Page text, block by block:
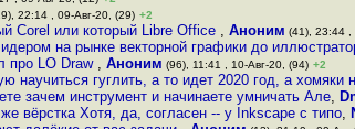
22:14 , 09-Авг-20, (29) +2
Corel или который Libre Office , Аноним (41), 23:44 ,
на рынке векторной графики до
про LO Draw , Аноним (96), 11:41 , 10-Авг-20, (94) +2
научиться гуглить, а то идет 2020 год, а хомяки
зачем инструмент и начинаете умничать Але,
вёрстка Хотя, да, согласен -- у Inkscape с типо,